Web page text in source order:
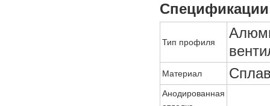
Спецификации
Тип профиля
Материал
Анодированная